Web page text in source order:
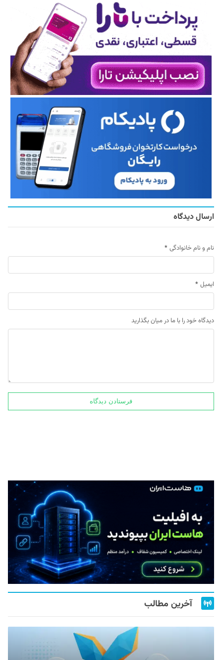
ارسال دیدگاه
نام و نام خانوادگی *
ایمیل *
دیدگاه خود را با ما در میان بگذارید
آخرین مطالب